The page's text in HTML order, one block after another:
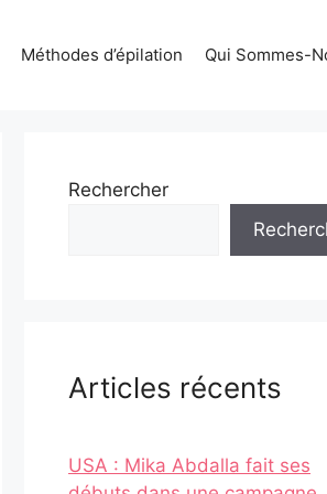
Méthodes d’épilation Qui Sommes-
Rechercher
Articles récents
USA : Mika Abdalla fait ses